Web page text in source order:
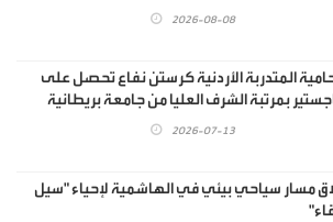
2026-08-08
المتدربة الأردنية كرستن نفاع تحصل على
بمرتبة الشرف العليا من جامعة بريطانية
2026-07-13
مسار سياحي بيئي في الهاشمية لإحياء "سيل